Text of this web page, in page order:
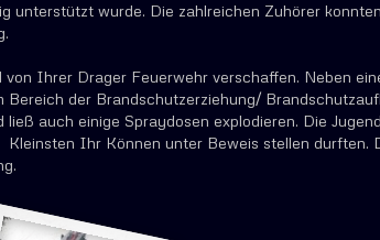
wurde. Die zahlreichen Zuhörer
Ihrer Drager Feuerwehr verschaffen. Neben
der Brandschutzerziehung/
auch einige Spraydosen explodieren. Die
Ihr Können unter Beweis stellen durften.